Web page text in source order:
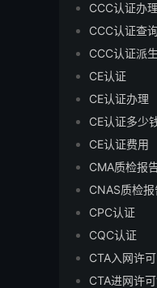
CCC认证办理
CCC认证查
CCC认证派生
CE认证
CE认证办理
CE认证多少
CE认证费用
CMA质检报
CNAS质检报
CPC认证
CQC认证
CTA入网许可
CTA进网许